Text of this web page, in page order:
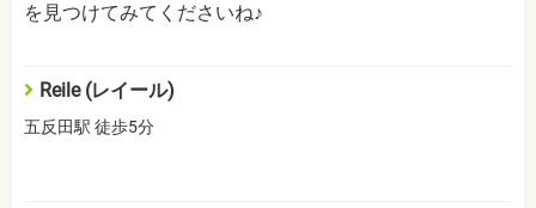
を見つけてみてくださいね♪
Reile (レイール)
五反田駅 徒歩5分